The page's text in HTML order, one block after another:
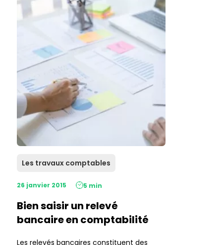
Les travaux comptables
26 janvier 2015 5 min
Bien saisir un relevé
bancaire en comptabilité
Les relevés bancaires constituent des